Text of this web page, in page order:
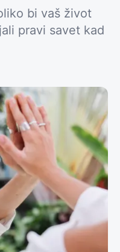
bi vaš život
pravi savet kad